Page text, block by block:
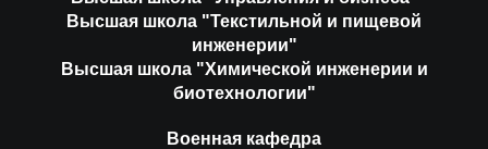
Высшая школа "Текстильной и пищевой
инженерии"
Высшая школа "Химической инженерии и
биотехнологии"
Военная кафедра